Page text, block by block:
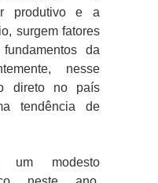
produtivo e a
surgem fatores
da
nesse
direto no país
tendência de
um modesto